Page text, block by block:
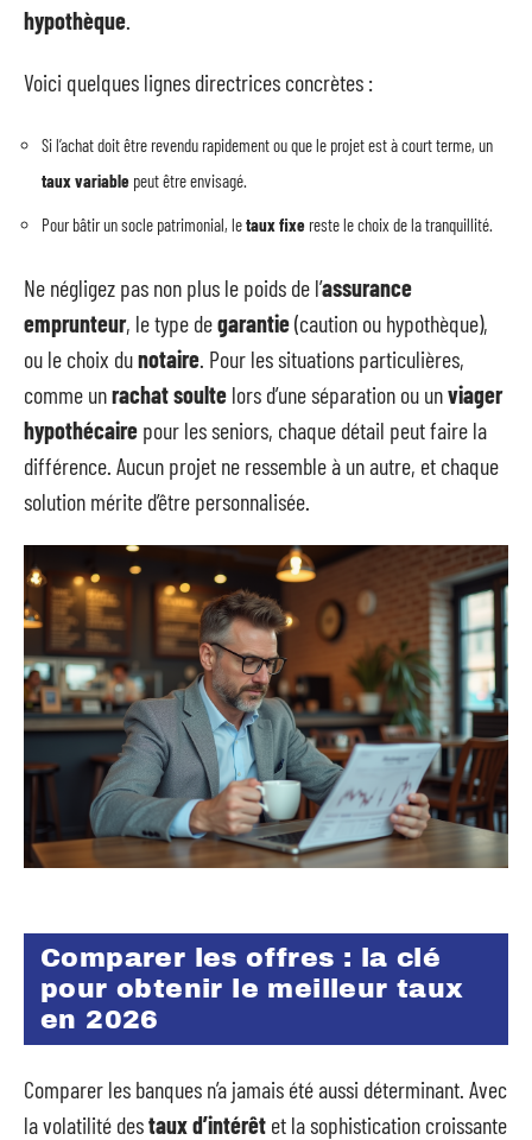
hypothèque
Voici quelques lignes directrices concrètes :
Si l’achat doit être revendu rapidement ou que le projet est à court terme, un
taux variable peut être envisagé.
Pour bâtir un socle patrimonial, letaux fixe reste le choix de la tranquillité.
Ne négligez pas non plus le poids de l’assurance
emprunteur, le type degarantie(caution ou hypothèque),
ou le choix dunotaire . Pour les situations particulières,
comme unrachat soulte lors d’une séparation ou unviager
hypothécaire pour les seniors, chaque détail peut faire la
différence. Aucun projet ne ressemble à un autre, et chaque
solution mérite d’être personnalisée.
Comparer les offres : la clé
pour obtenir le meilleur taux
en 2026
Comparer les banques n’a jamais été aussi déterminant. Avec
la volatilité destaux d’intérêt et la sophistication croissante